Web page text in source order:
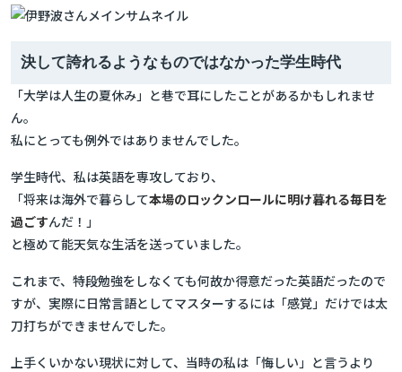
決して誇れるようなものではなかった学生時代
「大学は人生の夏休み」と巷で耳にしたことがあるかもしれませ
ん。
私にとっても例外ではありませんでした。
学生時代、私は英語を専攻しており、
「将来は海外で暮らして本場のロックンロールに明け暮れる毎日を
過ごすんだ！」
と極めて能天気な生活を送っていました。
これまで、特段勉強をしなくても何故か得意だった英語だったので
すが、実際に日常言語としてマスターするには「感覚」だけでは太
刀打ちができませんでした。
上手くいかない現状に対して、当時の私は「悔しい」と言うより